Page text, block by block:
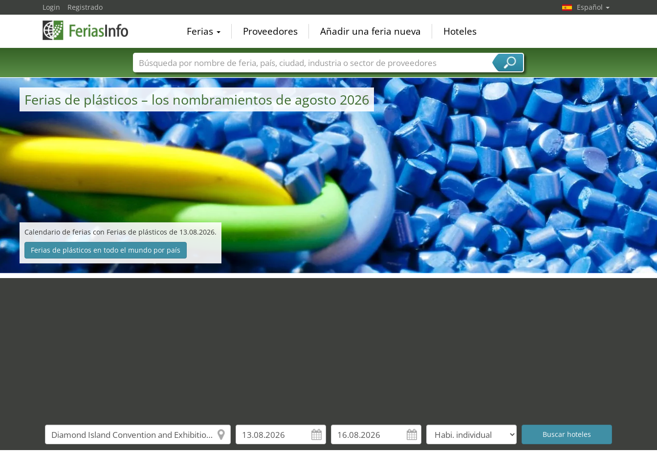
Ferias de plásticos – los nombramientos de agosto 2026
Calendario de ferias con Ferias de plásticos de 13.08.2026.
Ferias de plásticos en todo el mundo por país
Login Registrado Español
Ferias Proveedores Añadir una feria nueva Hoteles
Nombres de ferias Países Ciudades Sectores de ferias Sectores de proveedor de servicios